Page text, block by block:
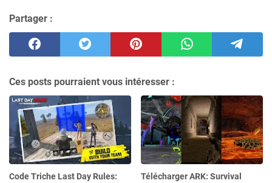
Partager :
Ces posts pourraient vous intéresser :
Code Triche Last Day Rules:
Télécharger ARK: Survival